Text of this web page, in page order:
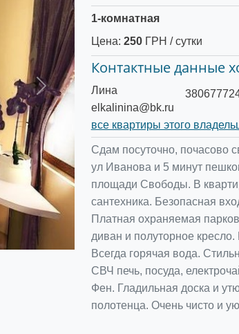
Следующее
1-комнатная
Цена: 250ГРН / сутки
Контактные данные
Лина
elkalinina@bk.ru
все квартиры этого
Сдам посуточно, почасово
ул Иванова и 5 минут
площади Свободы. В
сантехника. Безопасная
Платная охраняемая
диван и полуторное
Всегда горячая вода.
СВЧ печь, посуда,
Фен. Гладильная доска и
полотенца. Очень чисто и